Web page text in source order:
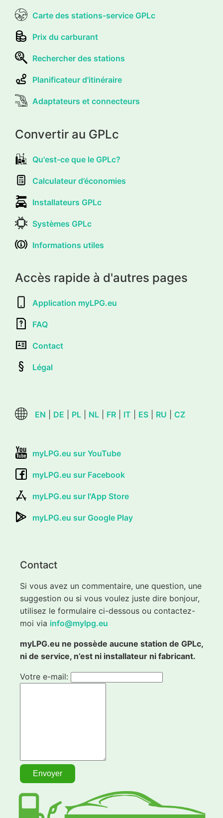
Carte des stations-service GPLc
Prix du carburant
Rechercher des stations
Planificateur d'itinéraire
Adaptateurs et connecteurs
Convertir au GPLc
Qu'est-ce que le GPLc?
Calculateur d’économies
Installateurs GPLc
Systèmes GPLc
Informations utiles
Accès rapide à d'autres pages
Application myLPG.eu
FAQ
Contact
Légal
EN DE PL NL FR IT ES RU CZ
myLPG.eu sur YouTube
myLPG.eu sur Facebook
myLPG.eu sur l'App Store
myLPG.eu sur Google Play
Contact
Si vous avez un commentaire, une question, une
suggestion ou si vous voulez juste dire bonjour,
utilisez le formulaire ci-dessous ou contactez-
moi via info@mylpg.eu
myLPG.eu ne possède aucune station de GPLc,
ni de service, n’est ni installateur ni fabricant.
Votre e-mail: